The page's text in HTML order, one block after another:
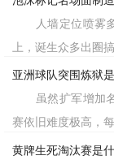
而在现代
真是抱歉”
意思。从
带“小绿茶
界恶意评价
人墙定位喷雾多
上，诞生众多出圈
亚洲球队突围炼狱
虽然扩军增加名
赛依旧难度极高，
黄牌生死淘汰赛是